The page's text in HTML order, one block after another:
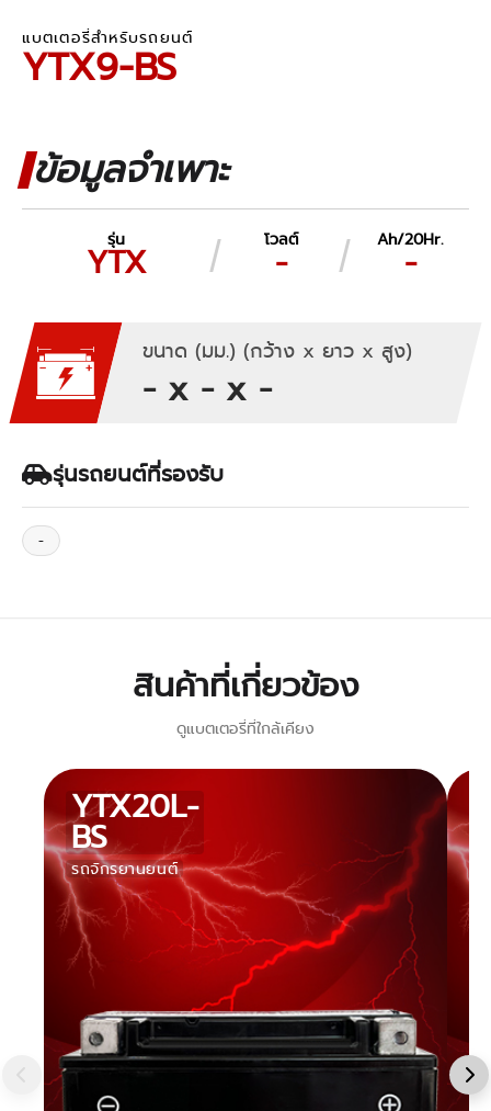
แบตเตอรี่สำหรับรถยนต์
YTX9-BS
ข้อมูลจำเพาะ
รุ่น
YTX
โวลต์
-
Ah/20Hr.
-
ขนาด (มม.) (กว้าง x ยาว x สูง)
- x - x -
รุ่นรถยนต์ที่รองรับ
-
สินค้าที่เกี่ยวข้อง
ดูแบตเตอรี่ที่ใกล้เคียง
YTX20L-
BS
รถจักรยานยนต์